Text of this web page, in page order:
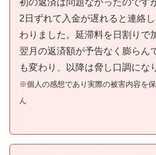
2日ずれて入金が遅れると連絡
わりました。延滞料を日割りで
翌月の返済額が予告なく膨らん
も変わり、以降は脅し口調にな
※個人の感想であり実際の被害内容を
ん